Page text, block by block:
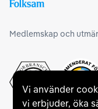
Vi använder
vi erbjuder, öka
Medlemskap och